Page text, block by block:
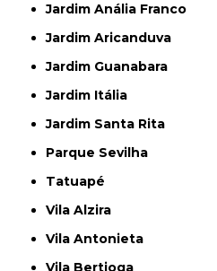
Jardim Anália Franco
Jardim Aricanduva
Jardim Guanabara
Jardim Itália
Jardim Santa Rita
Parque Sevilha
Tatuapé
Vila Alzira
Vila Antonieta
Vila Bertioga